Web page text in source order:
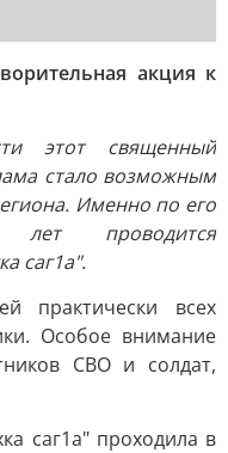
акция к
этот священный
стало возможным
Именно по его
проводится
саг1а".
практически всех
Особое внимание
СВО и солдат,
саг1а" проходила в